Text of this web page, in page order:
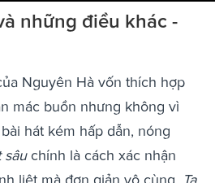
những điều khác -
Nguyên Hà vốn thích hợp
mác buồn nhưng không vì
hát kém hấp dẫn, nóng
sâuchính là cách xác nhận